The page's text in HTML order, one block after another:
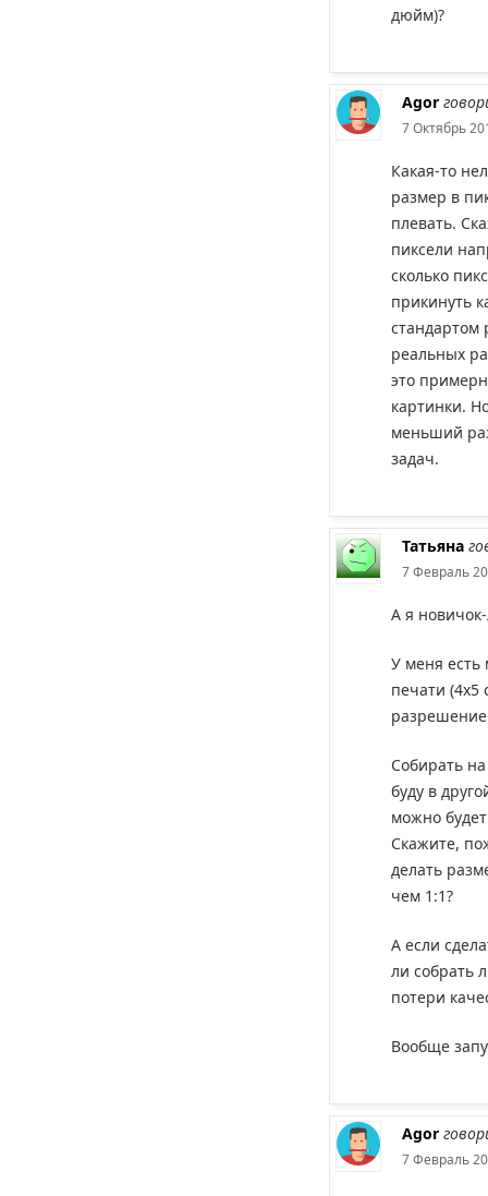
дюйм)?
Agor
7 Октябрь
Какая-то
размер в
плевать.
пиксели
сколько
прикинуть
реальных
это
картинки.
меньший
задач.
Татьяна
7 Февраль
А я
У меня есть
печати (4х5
разрешение
Собирать
буду в
можно
Скажите,
делать
чем 1:1?
А если
ли собрать
потери
Вообще
Agor
7 Февраль